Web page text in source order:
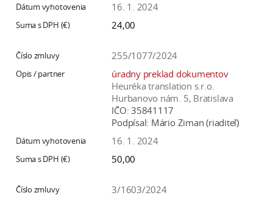
16. 1. 2024
24,00
255/1077/2024
úradny preklad dokumentov
Heuréka translation s.r.o.
Hurbanovo nám. 5, Bratislava
IČO: 35841117
Podpísal: Mário Ziman (riaditeľ)
16. 1. 2024
50,00
3/1603/2024